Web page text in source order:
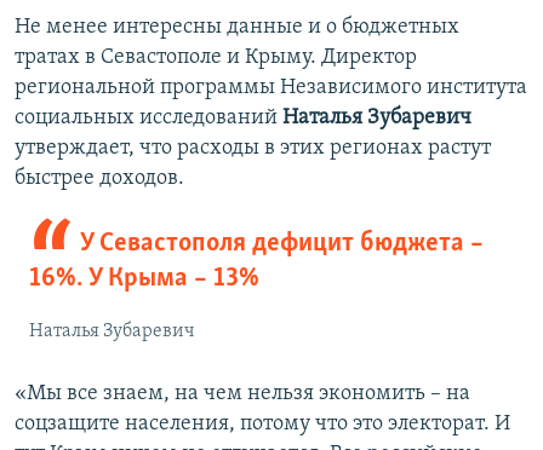
Не менее интересны данные и о бюджетных
тратах в Севастополе и Крыму. Директор
региональной программы Независимого института
социальных исследований Наталья Зубаревич
утверждает, что расходы в этих регионах растут
быстрее доходов.
У Севастополя дефицит бюджета –
16%. У Крыма – 13%
Наталья Зубаревич
«Мы все знаем, на чем нельзя экономить – на
соцзащите населения, потому что это электорат. И